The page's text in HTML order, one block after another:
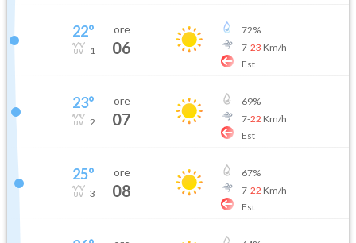
22°
1
ore
06
72%
7-23 Km/h
Est
23°
2
ore
07
69%
7-22 Km/h
Est
25°
3
ore
08
67%
7-22 Km/h
Est